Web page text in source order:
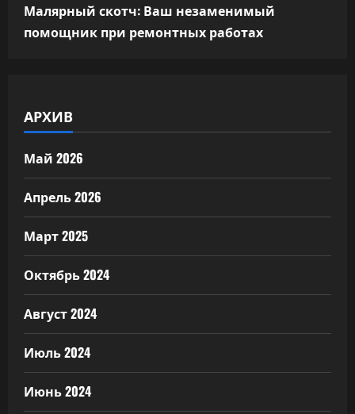
Малярный скотч: Ваш незаменимый
помощник при ремонтных работах
АРХИВ
Май 2026
Апрель 2026
Март 2025
Октябрь 2024
Август 2024
Июль 2024
Июнь 2024